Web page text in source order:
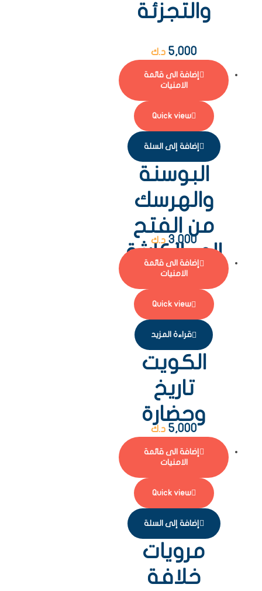
والتجزئة
5,000 د.ك
إضافة الى قائمة
الامنيات
Quick view
إضافة إلى السلة
البوسنة
والهرسك
من الفتح
الى الكارثة
3,000 د.ك
إضافة الى قائمة
الامنيات
Quick view
قراءة المزيد
الكويت
تاريخ
وحضارة
5,000 د.ك
إضافة الى قائمة
الامنيات
Quick view
إضافة إلى السلة
مرويات
خلافة